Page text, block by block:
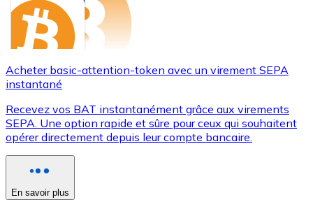
Acheter basic-attention-token avec un virement SEPA
instantané
Recevez vos BAT instantanément grâce aux virements
SEPA. Une option rapide et sûre pour ceux qui souhaitent
opérer directement depuis leur compte bancaire.
En savoir plus